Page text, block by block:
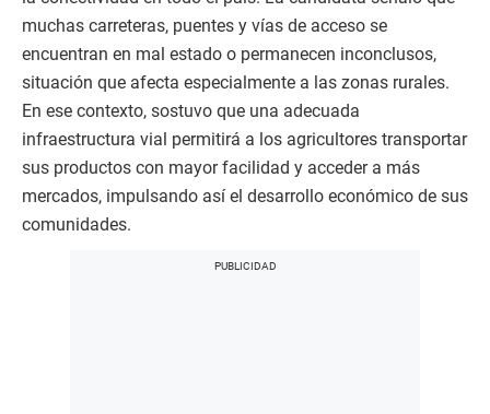
muchas carreteras, puentes y vías de acceso se
encuentran en mal estado o permanecen inconclusos,
situación que afecta especialmente a las zonas rurales.
En ese contexto, sostuvo que una adecuada
infraestructura vial permitirá a los agricultores transportar
sus productos con mayor facilidad y acceder a más
mercados, impulsando así el desarrollo económico de sus
comunidades.